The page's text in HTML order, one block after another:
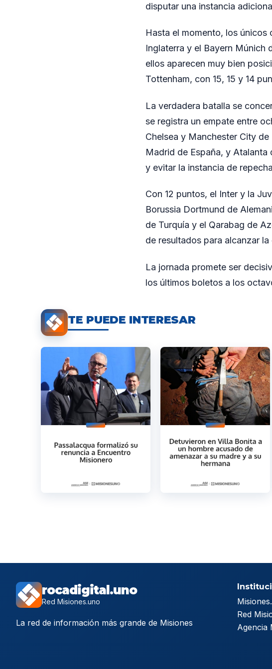
disputar una instancia
Hasta el momento, los
Inglaterra y el Bayern Múnich
ellos aparecen muy bien
Tottenham, con 15, 15 y 14
La verdadera batalla se
se registra un empate entre
Chelsea y Manchester City
Madrid de España, y
y evitar la instancia de
Con 12 puntos, el Inter y la
Borussia Dortmund de
de Turquía y el Qarabag de
de resultados para alcanzar
La jornada promete ser
los últimos boletos a los
TE PUEDE INTERESAR
rocadigital.uno
Red Misiones.uno
La red de información más grande de Misiones
Red
Agencia